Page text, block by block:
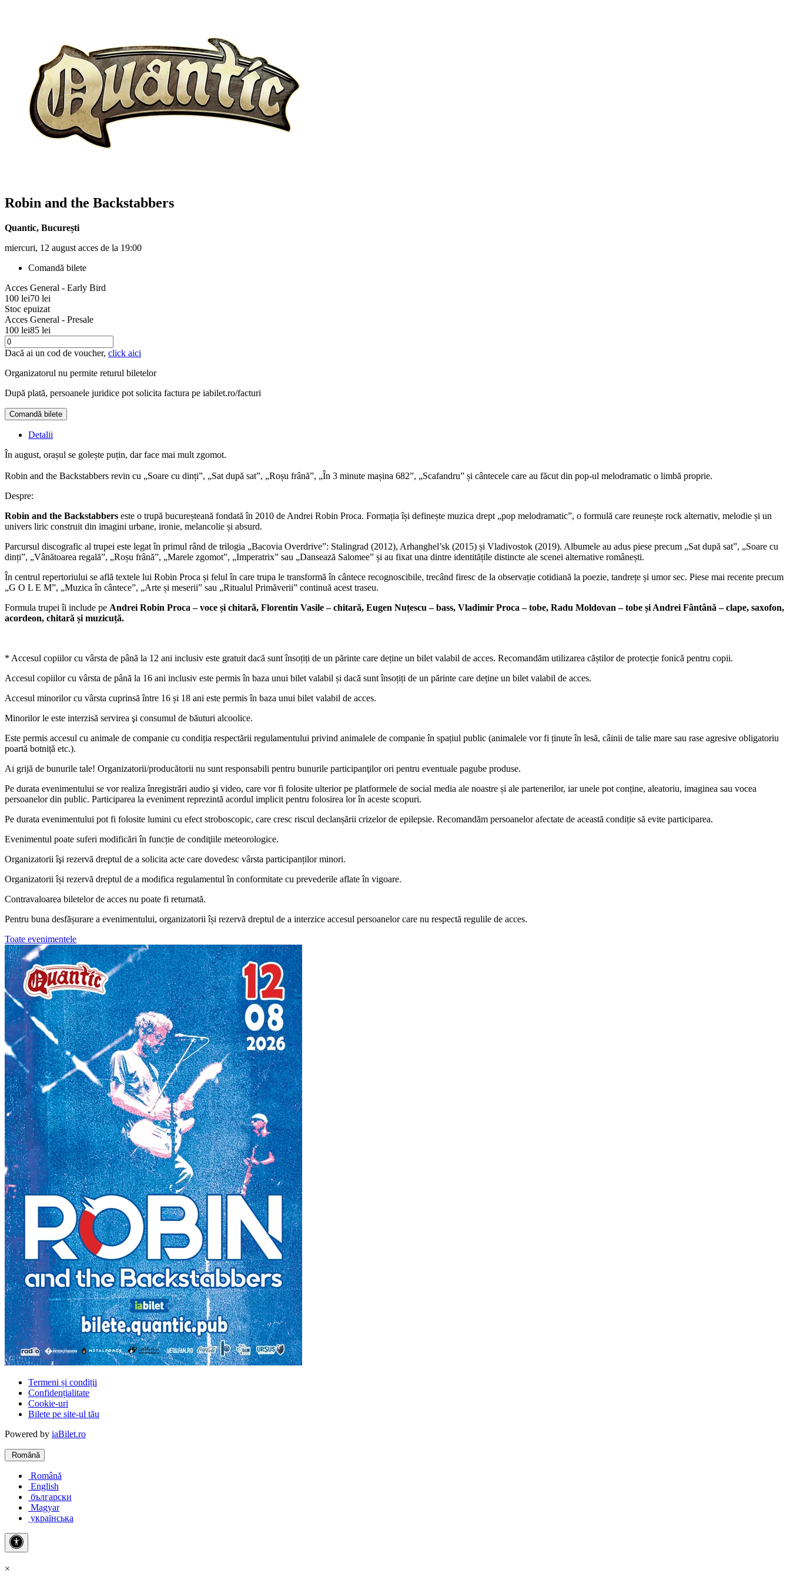
Robin and the Backstabbers
Quantic, București
miercuri, 12 august acces de la 19:00
Comandă bilete
Acces General - Early Bird
100 lei70 lei
Stoc epuizat
Acces General - Presale
100 lei85 lei
Dacă ai un cod de voucher, click aici
Organizatorul nu permite returul biletelor
După plată, persoanele juridice pot solicita factura pe iabilet.ro/facturi
Comandă bilete
Detalii
În august, orașul se golește puțin, dar face mai mult zgomot.
Robin and the Backstabbers revin cu „Soare cu dinți”, „Sat după sat”, „Roșu frână”, „În 3 minute mașina 682”, „Scafandru” și cântecele care au făcut din pop-ul melodramatic o limbă proprie.
Despre:
Robin and the Backstabbers este o trupă bucureșteană fondată în 2010 de Andrei Robin Proca. Formația își definește muzica drept „pop melodramatic”, o formulă care reunește rock alternativ, melodie și un
univers liric construit din imagini urbane, ironie, melancolie și absurd.
Parcursul discografic al trupei este legat în primul rând de trilogia „Bacovia Overdrive”: Stalingrad (2012), Arhanghel’sk (2015) și Vladivostok (2019). Albumele au adus piese precum „Sat după sat”, „Soare cu
dinți”, „Vânătoarea regală”, „Roșu frână”, „Marele zgomot”, „Imperatrix” sau „Dansează Salomee” și au fixat una dintre identitățile distincte ale scenei alternative românești.
În centrul repertoriului se află textele lui Robin Proca și felul în care trupa le transformă în cântece recognoscibile, trecând firesc de la observație cotidiană la poezie, tandrețe și umor sec. Piese mai recente precum
„G O L E M”, „Muzica în cântece”, „Arte și meserii” sau „Ritualul Primăverii” continuă acest traseu.
Formula trupei îi include pe Andrei Robin Proca – voce și chitară, Florentin Vasile – chitară, Eugen Nuțescu – bass, Vladimir Proca – tobe, Radu Moldovan – tobe și Andrei Fântână – clape, saxofon,
acordeon, chitară și muzicuță.
* Accesul copiilor cu vârsta de până la 12 ani inclusiv este gratuit dacă sunt însoțiți de un părinte care deține un bilet valabil de acces. Recomandăm utilizarea căștilor de protecție fonică pentru copii.
Accesul copiilor cu vârsta de până la 16 ani inclusiv este permis în baza unui bilet valabil și dacă sunt însoțiți de un părinte care deține un bilet valabil de acces.
Accesul minorilor cu vârsta cuprinsă între 16 și 18 ani este permis în baza unui bilet valabil de acces.
Minorilor le este interzisă servirea şi consumul de băuturi alcoolice.
Este permis accesul cu animale de companie cu condiția respectării regulamentului privind animalele de companie în spațiul public (animalele vor fi ținute în lesă, câinii de talie mare sau rase agresive obligatoriu
poartă botniță etc.).
Ai grijă de bunurile tale! Organizatorii/producătorii nu sunt responsabili pentru bunurile participanţilor ori pentru eventuale pagube produse.
Pe durata evenimentului se vor realiza înregistrări audio şi video, care vor fi folosite ulterior pe platformele de social media ale noastre și ale partenerilor, iar unele pot conține, aleatoriu, imaginea sau vocea
persoanelor din public. Participarea la eveniment reprezintă acordul implicit pentru folosirea lor în aceste scopuri.
Pe durata evenimentului pot fi folosite lumini cu efect stroboscopic, care cresc riscul declanșării crizelor de epilepsie. Recomandăm persoanelor afectate de această condiție să evite participarea.
Evenimentul poate suferi modificări în funcție de condiţiile meteorologice.
Organizatorii îşi rezervă dreptul de a solicita acte care dovedesc vârsta participanților minori.
Organizatorii își rezervă dreptul de a modifica regulamentul în conformitate cu prevederile aflate în vigoare.
Contravaloarea biletelor de acces nu poate fi returnată.
Pentru buna desfășurare a evenimentului, organizatorii își rezervă dreptul de a interzice accesul persoanelor care nu respectă regulile de acces.
Toate evenimentele
Termeni și condiții
Confidențialitate
Cookie-uri
Bilete pe site-ul tău
Powered by iaBilet.ro
Română
Română
English
български
Magyar
українська
×